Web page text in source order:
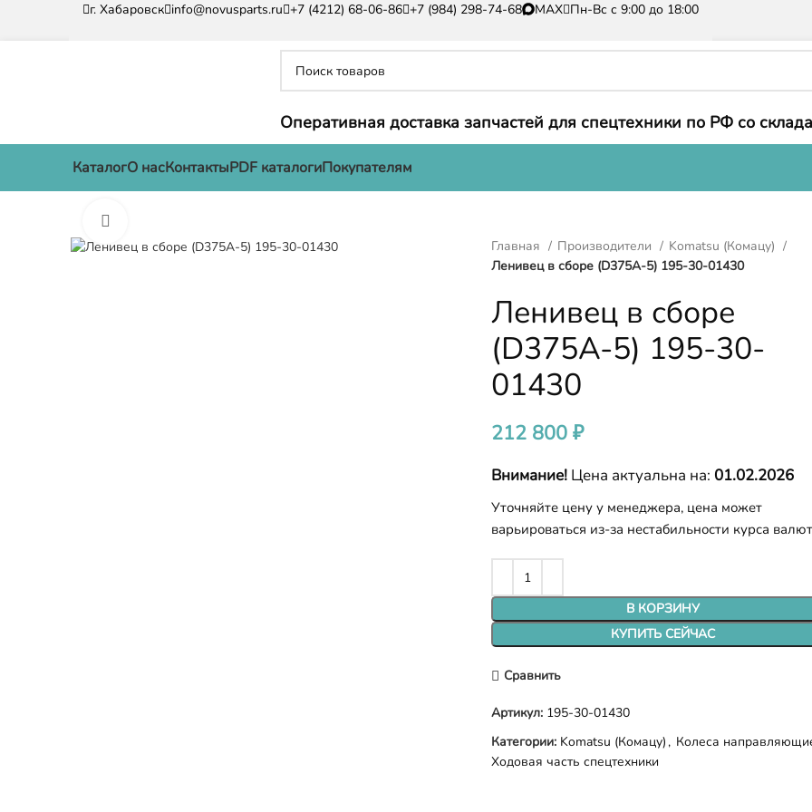
г. Хабаровск info@novusparts.ru +7 (4212) 68-06-86 +7 (984) 298-74-68 MAX Пн-Вс с 9:00 до 18:00
Оперативная доставка запчастей для спецтехники по РФ со
КаталогО насКонтактыPDF каталогиПокупателям
Главная Производители
Komatsu (Комацу)
Ленивец в сборе (D375A-5) 195-30-01430
Ленивец в сборе
(D375A-5) 195-30-
01430
212 800₽
Внимание! Цена актуальна на: 01.02.2026
Уточняйте цену у менеджера, цена может
варьироваться из-за нестабильности курса валют
В КОРЗИНУ
КУПИТЬ СЕЙЧАС
Сравнить
Артикул: 195-30-01430
Категории: Komatsu (Комацу) , Колеса
Ходовая часть спецтехники